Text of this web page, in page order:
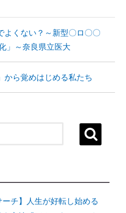
よくない？～新型〇ロ〇〇
」～奈良県立医大
から覚めはじめる私たち
たい時の「産土神社・21日
る「産土神社」
りに「産土神社」
ーチ】人生が好転し始める